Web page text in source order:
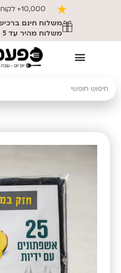
10,000+ לקוחות מרוצים
משלוח מהיר עד 5 ימי עסקים